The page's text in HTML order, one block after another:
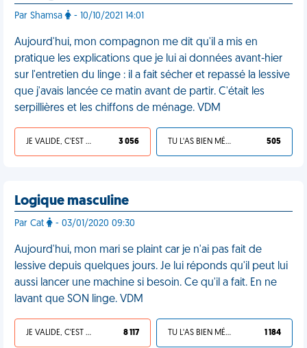
Par Shamsa - 10/10/2021 14:01
Aujourd'hui, mon compagnon me dit qu'il a mis en
pratique les explications que je lui ai données avant-hier
sur l'entretien du linge : il a fait sécher et repassé la lessive
que j'avais lancée ce matin avant de partir. C'était les
serpillières et les chiffons de ménage. VDM
JE VALIDE, C'EST UNE VDM 3 056 TU L'AS BIEN MÉRITÉ 505
Logique masculine
Par Cat - 03/01/2020 09:30
Aujourd'hui, mon mari se plaint car je n'ai pas fait de
lessive depuis quelques jours. Je lui réponds qu'il peut lui
aussi lancer une machine si besoin. Ce qu'il a fait. En ne
lavant que SON linge. VDM
JE VALIDE, C'EST UNE VDM 8 117 TU L'AS BIEN MÉRITÉ 1 184